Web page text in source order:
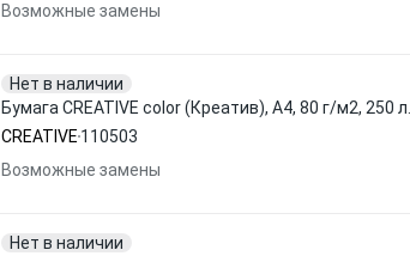
Возможные замены
Нет в наличии
Бумага CREATIVE color (Креатив), А4, 80 г/м2, 250
CREATIVE 110503
Возможные замены
Нет в наличии